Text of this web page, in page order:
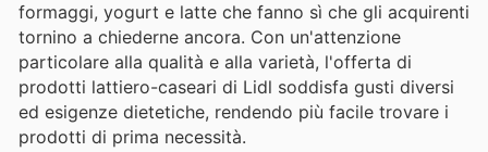
formaggi, yogurt e latte che fanno sì che gli acquirenti
tornino a chiederne ancora. Con un'attenzione
particolare alla qualità e alla varietà, l'offerta di
prodotti lattiero-caseari di Lidl soddisfa gusti diversi
ed esigenze dietetiche, rendendo più facile trovare i
prodotti di prima necessità.